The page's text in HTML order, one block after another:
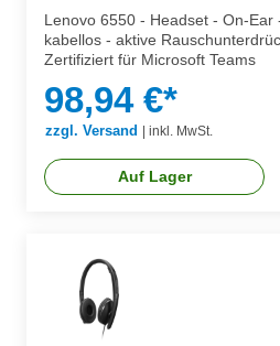
Lenovo 6550 - Headset - On-Ear
kabellos - aktive
Zertifiziert für Microsoft Teams
98,94 €*
zzgl. Versand inkl. MwSt.
Auf Lager